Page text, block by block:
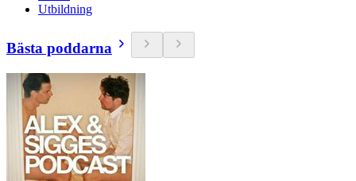
Utbildning
Bästa poddarna